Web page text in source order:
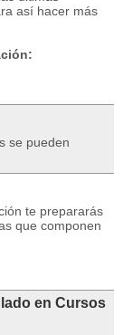
así hacer más
se pueden
te prepararás
que componen
en Cursos